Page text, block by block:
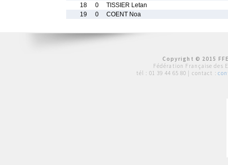
18
0
TISSIER Letan
19
0 COENT Noa
Copyright © 2015
Fédération Française des
tél : 01 39 44 65 80 | contact :